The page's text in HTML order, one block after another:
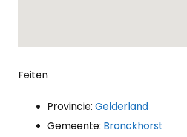
Feiten
Provincie: Gelderland
Gemeente: Bronckhorst